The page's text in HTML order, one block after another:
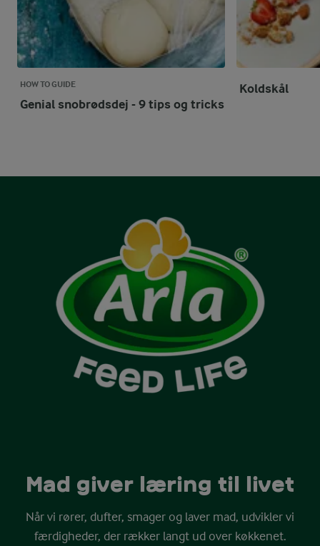
HOW TO GUIDE
Genial snobrødsdej - 9 tips og tricks
Koldskål
Mad giver læring til livet
Når vi rører, dufter, smager og laver mad, udvikler vi
færdigheder, der rækker langt ud over køkkenet.